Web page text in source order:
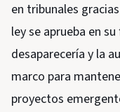
en tribunales
ley se aprueba en
desaparecería y la
marco para
proyectos